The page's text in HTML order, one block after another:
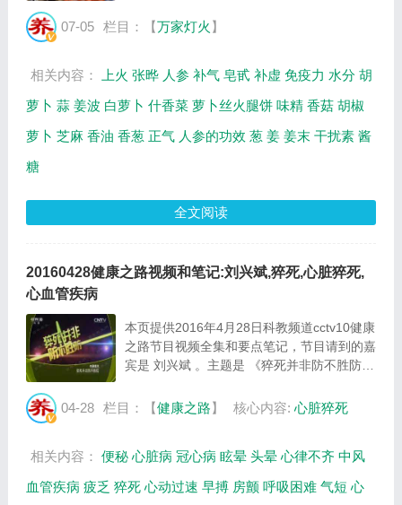
什香菜的制作方法，萝卜丝火腿饼的制作方法
07-05 栏目：【万家灯火 】
相关内容： 上火 张晔 人参 补气 皂甙 补虚 免疫力 水分 胡
萝卜 蒜 姜波 白萝卜 什香菜 萝卜丝火腿饼 味精 香菇 胡椒
萝卜 芝麻 香油 香葱 正气 人参的功效 葱 姜 姜末 干扰素 酱
糖
全文阅读
20160428健康之路视频和笔记:刘兴斌,猝死,心脏猝死,
心血管疾病
本页提供2016年4月28日科教频道cctv10健康
之路节目视频全集和要点笔记，节目请到的嘉
宾是 刘兴斌 。主题是 《猝死并非防不胜防》
死的前兆，哪种气短和心脏病猝死关系密切，
04-28 栏目：【健康之路】 核心内容: 心脏猝死
相关内容： 便秘 心脏病 冠心病 眩晕 头晕 心律不齐 中风
血管疾病 疲乏 猝死 心动过速 早搏 房颤 呼吸困难 气短 心